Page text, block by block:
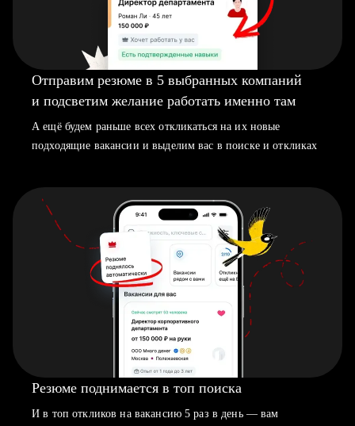
Отправим резюме в 5 выбранных компаний
и подсветим желание работать именно там
А ещё будем раньше всех откликаться на их новые
подходящие вакансии и выделим вас в поиске и откликах
Резюме поднимается в топ поиска
И в топ откликов на вакансию 5 раз в день — вам